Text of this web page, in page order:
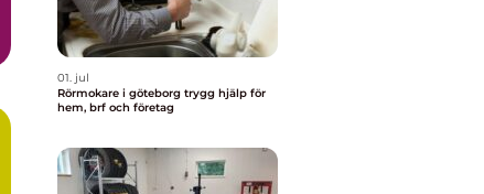
01. jul
Rörmokare i göteborg trygg hjälp för
hem, brf och företag